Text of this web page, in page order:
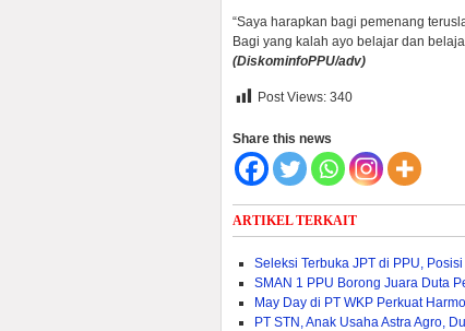
“Saya harapkan bagi pemenang
Bagi yang kalah ayo belajar dan
(DiskominfoPPU/adv)
Post Views: 340
Share this news
ARTIKEL TERKAIT
Seleksi Terbuka JPT di PPU,
SMAN 1 PPU Borong Juara Duta
May Day di PT WKP Perkuat
PT STN, Anak Usaha Astra Agro,